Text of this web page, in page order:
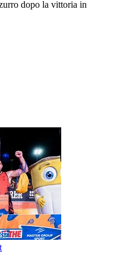
dopo la vittoria in